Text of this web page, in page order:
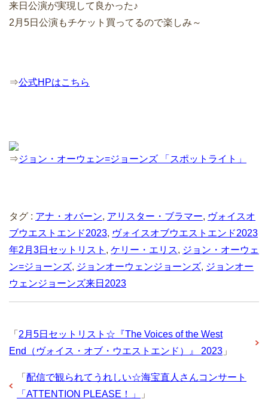
来日公演が実現して良かった♪
2月5日公演もチケット買ってるので楽しみ～
⇒公式HPはこちら
⇒ジョン・オーウェン=ジョーンズ 「スポットライト」
タグ : アナ・オバーン, アリスター・ブラマー, ヴォイスオ
ブウエストエンド2023, ヴォイスオブウエストエンド2023
年2月3日セットリスト , ケリー・エリス, ジョン・オーウェ
ン=ジョーンズ, ジョンオーウェンジョーンズ, ジョンオー
ウェンジョーンズ来日2023
「 2月5日セットリスト☆『The Voices of the West
End（ヴォイス・オブ・ウエストエンド）』 2023 」
「 配信で観られてうれしい☆海宝直人さんコンサート
「ATTENTION PLEASE！」
」